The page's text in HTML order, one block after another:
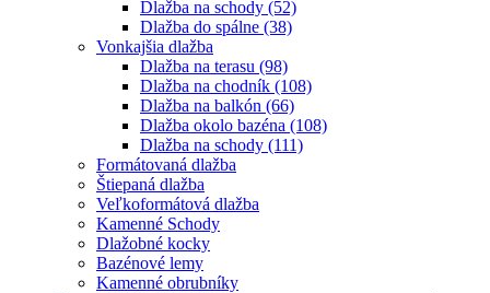
Dlažba na schody (52)
Dlažba do spálne (38)
Vonkajšia dlažba
Dlažba na terasu (98)
Dlažba na chodník (108)
Dlažba na balkón (66)
Dlažba okolo bazéna (108)
Dlažba na schody (111)
Formátovaná dlažba
Štiepaná dlažba
Veľkoformátová dlažba
Kamenné Schody
Dlažobné kocky
Bazénové lemy
Kamenné obrubníky